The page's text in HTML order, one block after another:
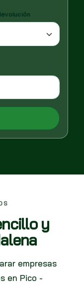
y
empresas
en Pico -